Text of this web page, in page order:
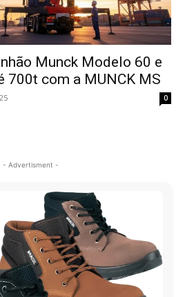
Munck Modelo 60 e
700t com a MUNCK MS
0
- Advertisment -